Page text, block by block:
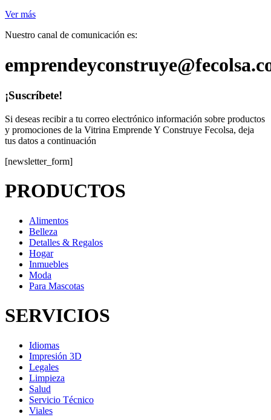
Ver más
Nuestro canal de comunicación es:
¡Suscríbete!
Si deseas recibir a tu correo electrónico información sobre productos
y promociones de la Vitrina Emprende Y Construye Fecolsa, deja
tus datos a continuación
[newsletter_form]
PRODUCTOS
Alimentos
Belleza
Detalles & Regalos
Hogar
Inmuebles
Moda
Para Mascotas
SERVICIOS
Idiomas
Impresión 3D
Legales
Limpieza
Salud
Servicio Técnico
Viales